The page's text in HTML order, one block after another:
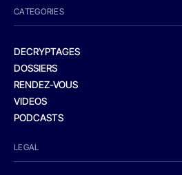
CATEGORIES
DECRYPTAGES
DOSSIERS
RENDEZ-VOUS
VIDEOS
PODCASTS
LEGAL